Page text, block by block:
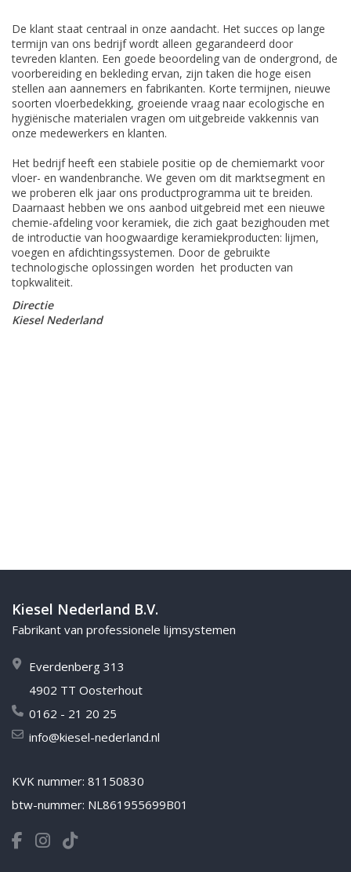
De klant staat centraal in onze aandacht. Het succes op lange
termijn van ons bedrijf wordt alleen gegarandeerd door
tevreden klanten. Een goede beoordeling van de ondergrond, de
voorbereiding en bekleding ervan, zijn taken die hoge eisen
stellen aan aannemers en fabrikanten. Korte termijnen, nieuwe
soorten vloerbedekking, groeiende vraag naar ecologische en
hygiënische materialen vragen om uitgebreide vakkennis van
onze medewerkers en klanten.
Het bedrijf heeft een stabiele positie op de chemiemarkt voor
vloer- en wandenbranche. We geven om dit marktsegment en
we proberen elk jaar ons productprogramma uit te breiden.
Daarnaast hebben we ons aanbod uitgebreid met een nieuwe
chemie-afdeling voor keramiek, die zich gaat bezighouden met
de introductie van hoogwaardige keramiekproducten: lijmen,
voegen en afdichtingssystemen. Door de gebruikte
technologische oplossingen worden het producten van
topkwaliteit.
Directie
Kiesel Nederland
Kiesel Nederland B.V.
Fabrikant van professionele lijmsystemen
Everdenberg 313
4902 TT Oosterhout
0162 - 21 20 25
info@kiesel-nederland.nl
KVK nummer: 81150830
btw-nummer: NL861955699B01